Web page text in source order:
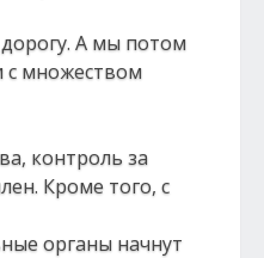
А мы потом
с множеством
контроль за
Кроме того, с
органы начнут